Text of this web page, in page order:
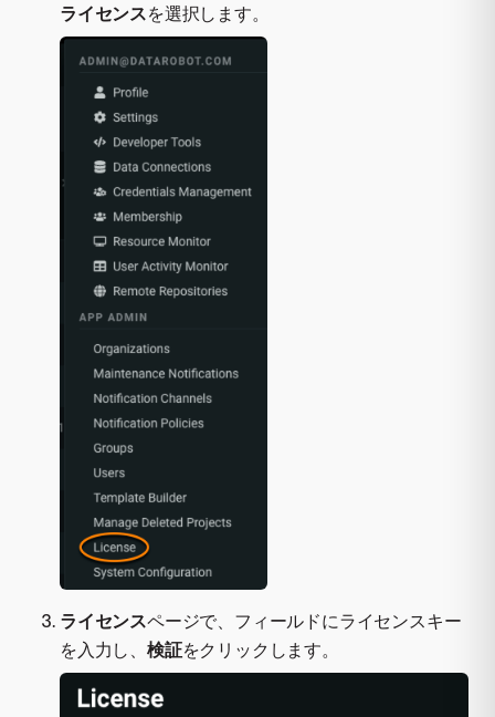
ライセンスを選択します。
ライセンスページで、フィールドにライセンスキー
を入力し、 検証をクリックします。